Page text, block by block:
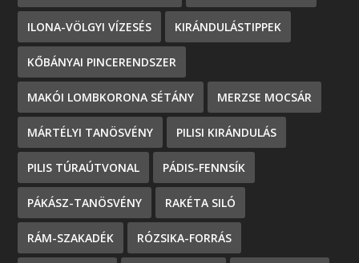
ILONA-VÖLGYI VÍZESÉS KIRÁNDULÁSTIPPEK
KŐBÁNYAI PINCERENDSZER
MAKÓI LOMBKORONA SÉTÁNY MERZSE MOCSÁR
MÁRTÉLYI TANÖSVÉNY PILISI KIRÁNDULÁS
PILIS TÚRAÚTVONAL PÁDIS-FENNSÍK
PÁKÁSZ-TANÖSVÉNY RAKÉTA SILÓ
RÁM-SZAKADÉK RÓZSIKA-FORRÁS